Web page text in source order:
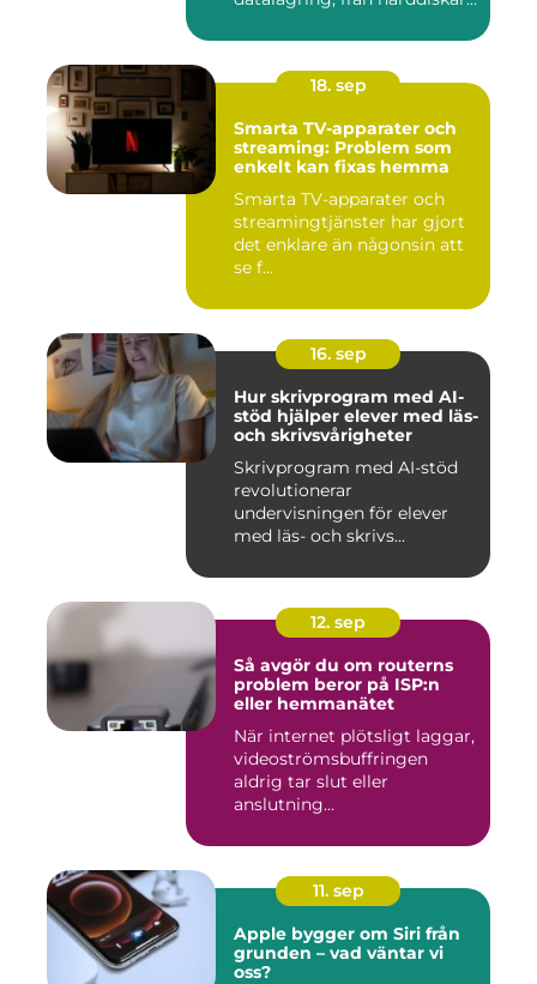
18. sep
Smarta TV-apparater och
streaming: Problem som
enkelt kan fixas hemma
Smarta TV-apparater och
streamingtjänster har gjort
det enklare än någonsin att
se f...
16. sep
Hur skrivprogram med AI-
stöd hjälper elever med läs-
och skrivsvårigheter
Skrivprogram med AI-stöd
revolutionerar
undervisningen för elever
med läs- och skrivs...
12. sep
Så avgör du om routerns
problem beror på ISP:n
eller hemmanätet
När internet plötsligt laggar,
videoströmsbuffringen
aldrig tar slut eller
anslutning...
11. sep
Apple bygger om Siri från
grunden – vad väntar vi
oss?